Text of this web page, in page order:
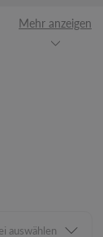
Mehr anzeigen